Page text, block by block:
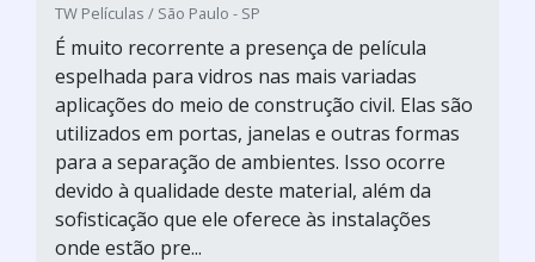
TW Películas / São Paulo - SP
É muito recorrente a presença de película
espelhada para vidros nas mais variadas
aplicações do meio de construção civil. Elas são
utilizados em portas, janelas e outras formas
para a separação de ambientes. Isso ocorre
devido à qualidade deste material, além da
sofisticação que ele oferece às instalações
onde estão pre...